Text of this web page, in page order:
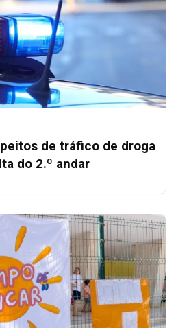
de tráfico de droga
do 2.º andar